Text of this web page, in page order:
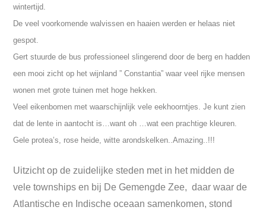
wintertijd.
De veel voorkomende walvissen en haaien werden er helaas niet
gespot.
Gert stuurde de bus professioneel slingerend door de berg en hadden
een mooi zicht op het wijnland ” Constantia” waar veel rijke mensen
wonen met grote tuinen met hoge hekken.
Veel eikenbomen met waarschijnlijk vele eekhoorntjes.Je kunt zien
dat de lente in aantocht is…want oh …wat een prachtige kleuren.
Gele protea’s, rose heide, witte arondskelken..Amazing..!!!
Uitzicht op de zuidelijke steden met in het midden de
vele townships en bij De Gemengde Zee, daar waar de
Atlantische en Indische oceaan samenkomen, stond